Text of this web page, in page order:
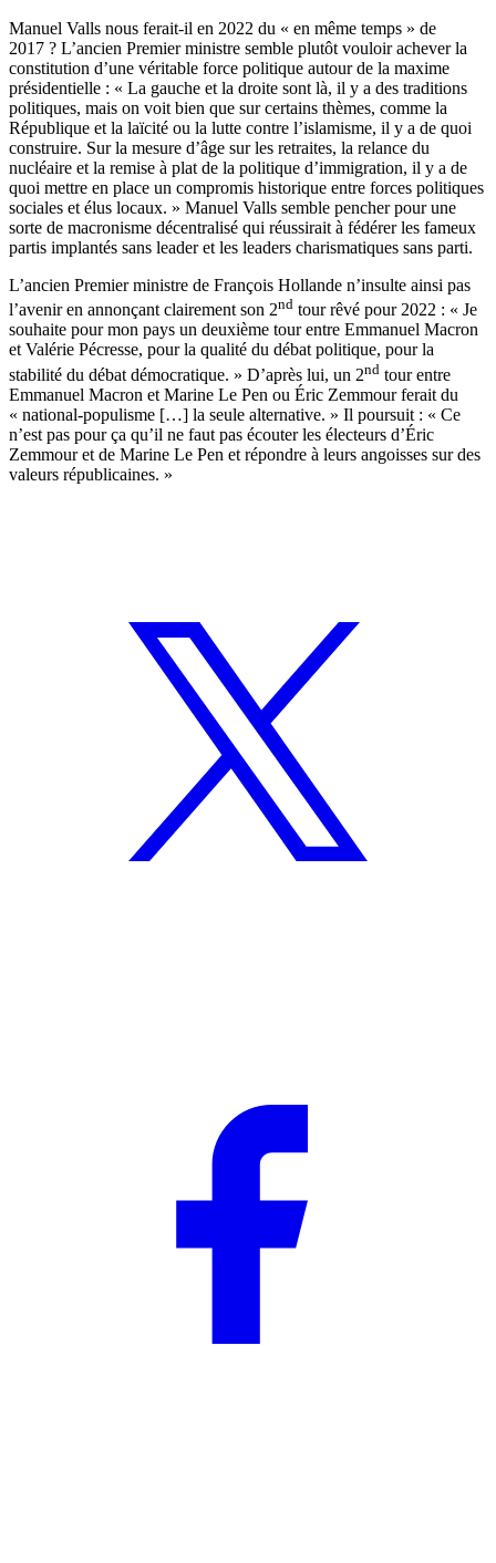
Manuel Valls nous ferait-il en 2022 du « en même temps » de
2017 ? L’ancien Premier ministre semble plutôt vouloir achever la
constitution d’une véritable force politique autour de la maxime
présidentielle : « La gauche et la droite sont là, il y a des traditions
politiques, mais on voit bien que sur certains thèmes, comme la
République et la laïcité ou la lutte contre l’islamisme, il y a de quoi
construire. Sur la mesure d’âge sur les retraites, la relance du
nucléaire et la remise à plat de la politique d’immigration, il y a de
quoi mettre en place un compromis historique entre forces politiques
sociales et élus locaux. » Manuel Valls semble pencher pour une
sorte de macronisme décentralisé qui réussirait à fédérer les fameux
partis implantés sans leader et les leaders charismatiques sans parti.
L’ancien Premier ministre de François Hollande n’insulte ainsi pas
l’avenir en annonçant clairement son 2nd tour rêvé pour 2022 : « Je
souhaite pour mon pays un deuxième tour entre Emmanuel Macron
et Valérie Pécresse, pour la qualité du débat politique, pour la
stabilité du débat démocratique. » D’après lui, un 2nd tour entre
Emmanuel Macron et Marine Le Pen ou Éric Zemmour ferait du
« national-populisme […] la seule alternative. » Il poursuit : « Ce
n’est pas pour ça qu’il ne faut pas écouter les électeurs d’Éric
Zemmour et de Marine Le Pen et répondre à leurs angoisses sur des
valeurs républicaines. »